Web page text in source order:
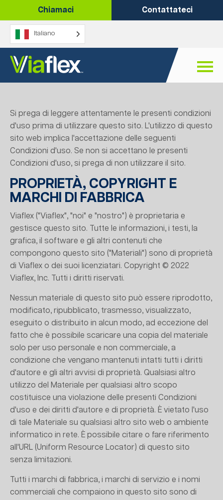
contenuto
Chiamaci Contattateci
Italiano
Si prega di leggere attentamente le presenti condizioni
d'uso prima di utilizzare questo sito. L'utilizzo di questo
sito web implica l'accettazione delle seguenti
Condizioni d'uso. Se non si accettano le presenti
Condizioni d'uso, si prega di non utilizzare il sito.
PROPRIETÀ, COPYRIGHT E
MARCHI DI FABBRICA
Viaflex ("Viaflex", "noi" e "nostro") è proprietaria e
gestisce questo sito. Tutte le informazioni, i testi, la
grafica, il software e gli altri contenuti che
compongono questo sito ("Materiali") sono di proprietà
di Viaflex o dei suoi licenziatari. Copyright © 2022
Viaflex, Inc. Tutti i diritti riservati.
Nessun materiale di questo sito può essere riprodotto,
modificato, ripubblicato, trasmesso, visualizzato,
eseguito o distribuito in alcun modo, ad eccezione del
fatto che è possibile scaricare una copia del materiale
solo per uso personale e non commerciale, a
condizione che vengano mantenuti intatti tutti i diritti
d'autore e gli altri avvisi di proprietà. Qualsiasi altro
utilizzo del Materiale per qualsiasi altro scopo
costituisce una violazione delle presenti Condizioni
d'uso e dei diritti d'autore e di proprietà. È vietato l'uso
di tale Materiale su qualsiasi altro sito web o ambiente
informatico in rete. È possibile citare o fare riferimento
all'URL (Uniform Resource Locator) di questo sito
senza limitazioni.
Tutti i marchi di fabbrica, i marchi di servizio e i nomi
commerciali che compaiono in questo sito sono di